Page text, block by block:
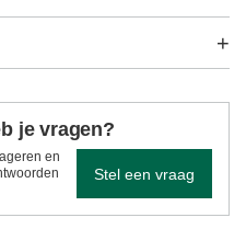
je vragen?
en
Stel een vraag